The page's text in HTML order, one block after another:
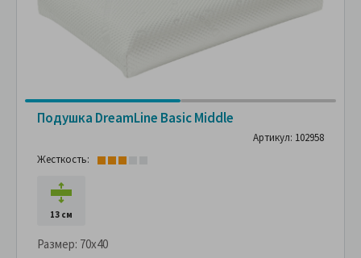
Подушка DreamLine Basic Middle
Артикул: 102958
Жесткость:
13 см
Размер: 70x40